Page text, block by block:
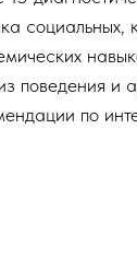
социальных,
поведения и
по